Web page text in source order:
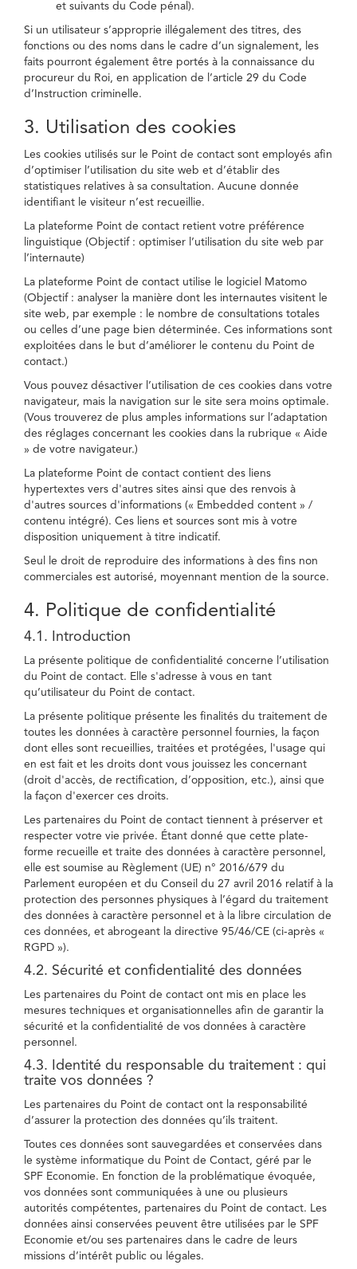
et suivants du Code pénal).
Si un utilisateur s’approprie illégalement des titres, des
fonctions ou des noms dans le cadre d’un signalement, les
faits pourront également être portés à la connaissance du
procureur du Roi, en application de l’article 29 du Code
d’Instruction criminelle.
3. Utilisation des cookies
Les cookies utilisés sur le Point de contact sont employés afin
d’optimiser l’utilisation du site web et d’établir des
statistiques relatives à sa consultation. Aucune donnée
identifiant le visiteur n’est recueillie.
La plateforme Point de contact retient votre préférence
linguistique (Objectif : optimiser l’utilisation du site web par
l’internaute)
La plateforme Point de contact utilise le logiciel Matomo
(Objectif : analyser la manière dont les internautes visitent le
site web, par exemple : le nombre de consultations totales
ou celles d’une page bien déterminée. Ces informations sont
exploitées dans le but d’améliorer le contenu du Point de
contact.)
Vous pouvez désactiver l’utilisation de ces cookies dans votre
navigateur, mais la navigation sur le site sera moins optimale.
(Vous trouverez de plus amples informations sur l’adaptation
des réglages concernant les cookies dans la rubrique « Aide
» de votre navigateur.)
La plateforme Point de contact contient des liens
hypertextes vers d'autres sites ainsi que des renvois à
d'autres sources d'informations (« Embedded content » /
contenu intégré). Ces liens et sources sont mis à votre
disposition uniquement à titre indicatif.
Seul le droit de reproduire des informations à des fins non
commerciales est autorisé, moyennant mention de la source.
4. Politique de confidentialité
4.1. Introduction
La présente politique de confidentialité concerne l’utilisation
du Point de contact. Elle s'adresse à vous en tant
qu’utilisateur du Point de contact.
La présente politique présente les finalités du traitement de
toutes les données à caractère personnel fournies, la façon
dont elles sont recueillies, traitées et protégées, l'usage qui
en est fait et les droits dont vous jouissez les concernant
(droit d'accès, de rectification, d’opposition, etc.), ainsi que
la façon d'exercer ces droits.
Les partenaires du Point de contact tiennent à préserver et
respecter votre vie privée. Étant donné que cette plate-
forme recueille et traite des données à caractère personnel,
elle est soumise au Règlement (UE) n° 2016/679 du
Parlement européen et du Conseil du 27 avril 2016 relatif à la
protection des personnes physiques à l’égard du traitement
des données à caractère personnel et à la libre circulation de
ces données, et abrogeant la directive 95/46/CE (ci-après «
RGPD »).
4.2. Sécurité et confidentialité des données
Les partenaires du Point de contact ont mis en place les
mesures techniques et organisationnelles afin de garantir la
sécurité et la confidentialité de vos données à caractère
personnel.
4.3. Identité du responsable du traitement : qui
traite vos données ?
Les partenaires du Point de contact ont la responsabilité
d’assurer la protection des données qu’ils traitent.
Toutes ces données sont sauvegardées et conservées dans
le système informatique du Point de Contact, géré par le
SPF Economie. En fonction de la problématique évoquée,
vos données sont communiquées à une ou plusieurs
autorités compétentes, partenaires du Point de contact. Les
données ainsi conservées peuvent être utilisées par le SPF
Economie et/ou ses partenaires dans le cadre de leurs
missions d’intérêt public ou légales.